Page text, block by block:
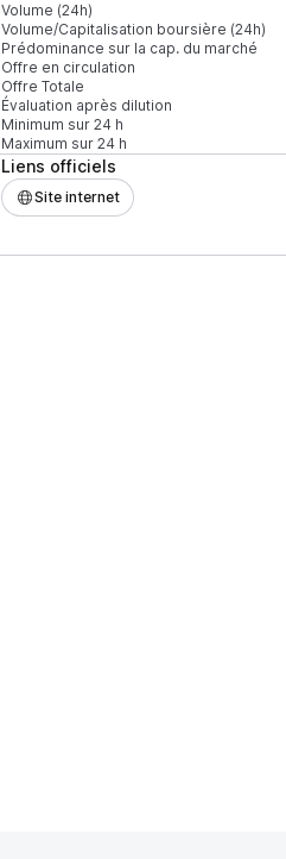
Volume (24h)
Volume/Capitalisation boursière (24h)
Prédominance sur la cap. du marché
Offre en circulation
Offre Totale
Évaluation après dilution
Minimum sur 24 h
Maximum sur 24 h
Liens officiels
Site internet
% du volume Confiance
37,57 %